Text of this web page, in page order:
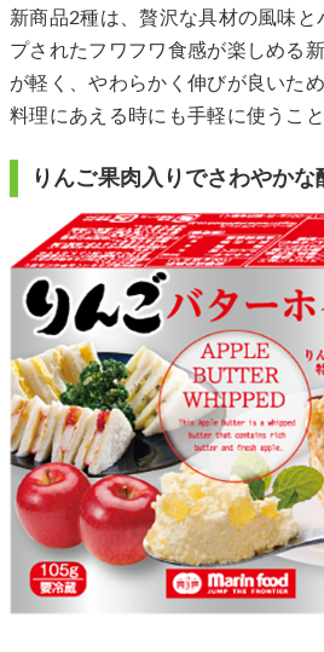
新商品2種は、贅沢な具材の風味と
プされたフワフワ食感が楽しめる
が軽く、やわらかく伸びが良いた
料理にあえる時にも手軽に使うこと
りんご果肉入りでさわやかな